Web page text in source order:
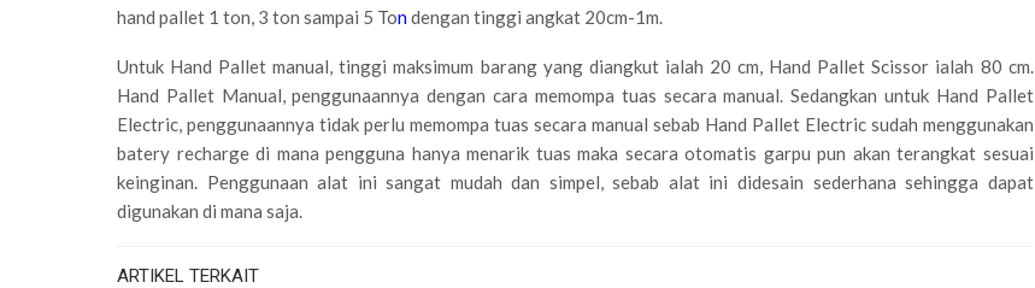
hand pallet 1 ton, 3 ton sampai 5 Tondengan tinggi angkat 20cm-1m.
Untuk Hand Pallet manual, tinggi maksimum barang yang diangkut ialah 20 cm, Hand Pallet Scissor ialah 80 cm.
Hand Pallet Manual, penggunaannya dengan cara memompa tuas secara manual. Sedangkan untuk Hand Pallet
Electric, penggunaannya tidak perlu memompa tuas secara manual sebab Hand Pallet Electric sudah menggunakan
batery recharge di mana pengguna hanya menarik tuas maka secara otomatis garpu pun akan terangkat sesuai
keinginan. Penggunaan alat ini sangat mudah dan simpel, sebab alat ini didesain sederhana sehingga dapat
digunakan di mana saja.
ARTIKEL TERKAIT